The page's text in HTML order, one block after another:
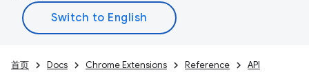
首页 Docs Chrome Extensions Reference API